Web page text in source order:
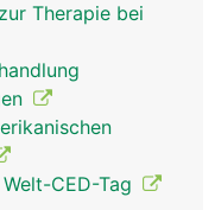
Therapie bei
CED-Tag